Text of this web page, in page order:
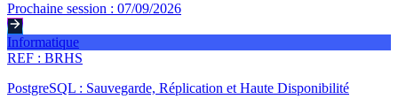
Prochaine session : 07/09/2026
Informatique
REF : BRHS
PostgreSQL : Sauvegarde, Réplication et Haute Disponibilité